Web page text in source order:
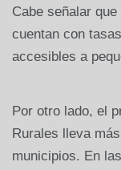
Cabe señalar
cuentan con
accesibles a
Por otro lado, el
Rurales lleva
municipios. En